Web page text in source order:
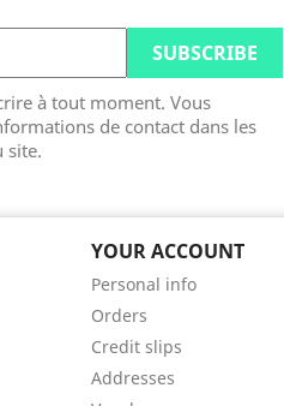
à tout moment. Vous
de contact dans les
site.
YOUR ACCOUNT
Personal info
Orders
Credit slips
Addresses